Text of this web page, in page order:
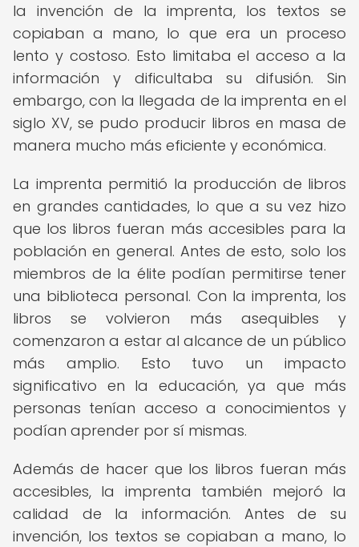
la invención de la imprenta, los textos se
copiaban a mano, lo que era un proceso
lento y costoso. Esto limitaba el acceso a la
información y dificultaba su difusión. Sin
embargo, con la llegada de la imprenta en el
siglo XV, se pudo producir libros en masa de
manera mucho más eficiente y económica.
La imprenta permitió la producción de libros
en grandes cantidades, lo que a su vez hizo
que los libros fueran más accesibles para la
población en general. Antes de esto, solo los
miembros de la élite podían permitirse tener
una biblioteca personal. Con la imprenta, los
libros se volvieron más asequibles y
comenzaron a estar al alcance de un público
más amplio. Esto tuvo un impacto
significativo en la educación, ya que más
personas tenían acceso a conocimientos y
podían aprender por sí mismas.
Además de hacer que los libros fueran más
accesibles, la imprenta también mejoró la
calidad de la información. Antes de su
invención, los textos se copiaban a mano, lo